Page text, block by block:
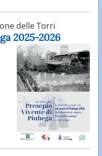
delle Torri
2025-2026